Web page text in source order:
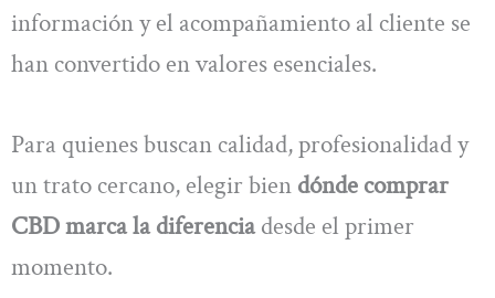
información y el acompañamiento al cliente se
han convertido en valores esenciales.
Para quienes buscan calidad, profesionalidad y
un trato cercano, elegir bien dónde comprar
CBD marca la diferenciadesde el primer
momento.